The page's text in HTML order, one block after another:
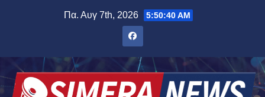
Πα. Αυγ 7th, 2026 5:50:42 AM